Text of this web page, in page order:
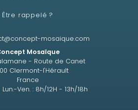
Être rappelé ?
mosaique.com
Mosaïque
- Route de Canet
Clermont-l'Hérault
France
Ven. : 8h/12H - 13h/18h